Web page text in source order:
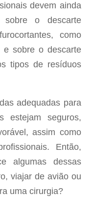
devem ainda
sobre o descarte
como
e sobre o descarte
tipos de resíduos
adequadas para
estejam seguros,
assim como
Então,
algumas dessas
viajar de avião ou
uma cirurgia?